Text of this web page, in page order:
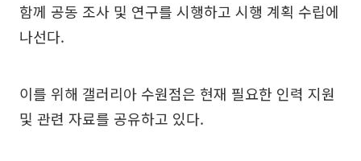
함께 공동 조사 및 연구를 시행하고 시행 계획 수립에
나선다.
이를 위해 갤러리아 수원점은 현재 필요한 인력 지원
및 관련 자료를 공유하고 있다.